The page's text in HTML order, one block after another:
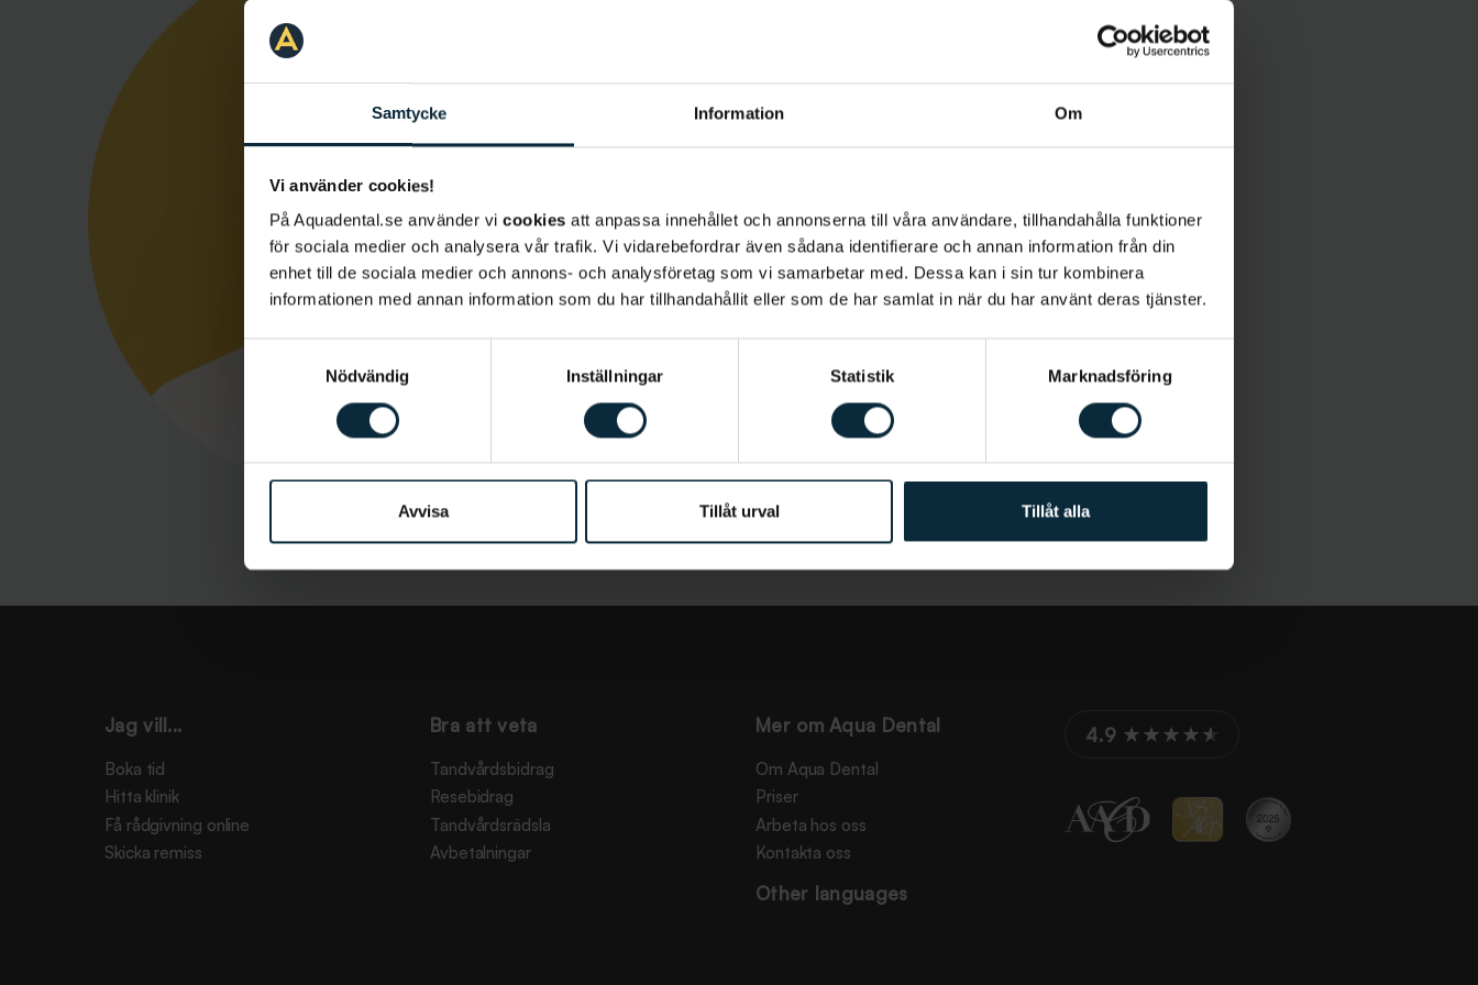
Samtycke Information Om
Vi använder cookies!
På Aquadental.se använder vi cookies att anpassa innehållet och annonserna till våra användare, tillhandahålla funktioner
för sociala medier och analysera vår trafik. Vi vidarebefordrar även sådana identifierare och annan information från din
enhet till de sociala medier och annons- och analysföretag som vi samarbetar med. Dessa kan i sin tur kombinera
informationen med annan information som du har tillhandahållit eller som de har samlat in när du har använt deras tjänster.
Samtyckesval
Nödvändig
Inställningar Statistik Marknadsföring
Avvisa Tillåt urval Tillåt alla
Jag vill...
Boka tid
Hitta klinik
Få rådgivning online
Skicka remiss
Bra att veta
Tandvårdsbidrag
Resebidrag
Tandvårdsrädsla
Avbetalningar
Mer om Aqua Dental
Om Aqua Dental
Priser
Arbeta hos oss
Kontakta oss
Other languages
4.9